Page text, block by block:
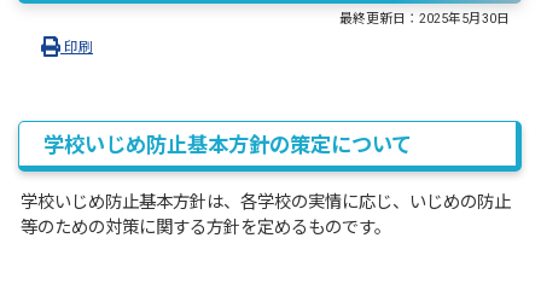
最終更新日：2025年5月30日
印刷
学校いじめ防止基本方針の策定について
学校いじめ防止基本方針は、各学校の実情に応じ、いじめの防止
等のための対策に関する方針を定めるものです。